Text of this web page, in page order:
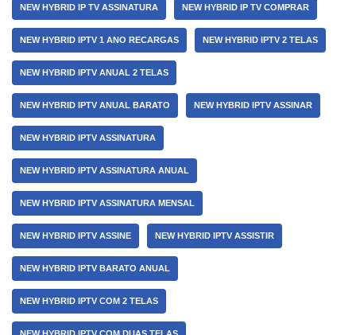
NEW HYBRID IP TV ASSINATURA NEW HYBRID IP TV COMPRAR
NEW HYBRID IPTV 1 ANO RECARGAS NEW HYBRID IPTV 2 TELAS
NEW HYBRID IPTV ANUAL 2 TELAS
NEW HYBRID IPTV ANUAL BARATO NEW HYBRID IPTV ASSINAR
NEW HYBRID IPTV ASSINATURA
NEW HYBRID IPTV ASSINATURA ANUAL
NEW HYBRID IPTV ASSINATURA MENSAL
NEW HYBRID IPTV ASSINE NEW HYBRID IPTV ASSISTIR
NEW HYBRID IPTV BARATO ANUAL
NEW HYBRID IPTV COM 2 TELAS